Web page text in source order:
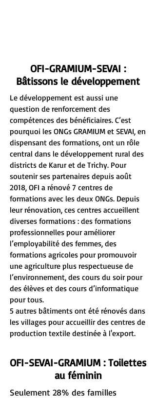
OFI-GRAMIUM-SEVAI :
Bâtissons le développement
Le développement est aussi une
question de renforcement des
compétences des bénéficiaires. C’est
pourquoi les ONGs GRAMIUM et SEVAI, en
dispensant des formations, ont un rôle
central dans le développement rural des
districts de Karur et de Trichy. Pour
soutenir ses partenaires depuis août
2018, OFI a rénové 7 centres de
formations avec les deux ONGs. Depuis
leur rénovation, ces centres accueillent
diverses formations : des formations
professionnelles pour améliorer
l’employabilité des femmes, des
formations agricoles pour promouvoir
une agriculture plus respectueuse de
l’environnement, des cours du soir pour
des élèves et des cours d’informatique
pour tous.
5 autres bâtiments ont été rénovés dans
les villages pour accueillir des centres de
production textile destinée à l'export.
OFI-SEVAI-GRAMIUM : Toilettes
au féminin
Seulement 28% des familles